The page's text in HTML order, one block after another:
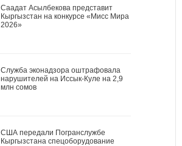
Саадат Асылбекова представит
Кыргызстан на конкурсе «Мисс Мира
2026»
Служба эконадзора оштрафовала
нарушителей на Иссык-Куле на 2,9
млн сомов
США передали Погранслужбе
Кыргызстана спецоборудование